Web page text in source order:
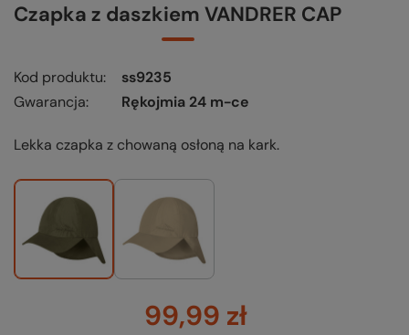
Czapka z daszkiem VANDRER CAP
Kod produktu
ss9235
Gwarancja
Rękojmia 24 m-ce
Lekka czapka z chowaną osłoną na kark.
99,99 zł